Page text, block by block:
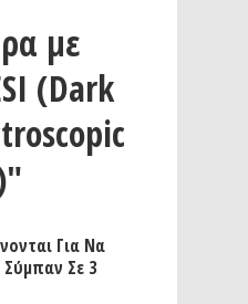
με
(Dark
Για Να
Σε 3